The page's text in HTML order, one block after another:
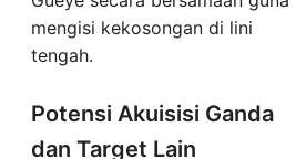
mengisi kekosongan di lini
tengah.
Potensi Akuisisi Ganda
dan Target Lain